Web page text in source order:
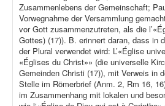
Zusammenlebens der Gemeinschaft;
Vorwegnahme der Versammlung
vor Gott zusammenzutreten, als die
Gottes) (17)). B. erinnert daran, dass in
der Plural verwendet wird: L’«Église
«Églises du Christ»» (die universelle
Gemeinden Christi (17)), mit Verweis in
Stelle im Römerbrief (Anm. 2, Rm 16,
im Zusammenhang mit lokalen und